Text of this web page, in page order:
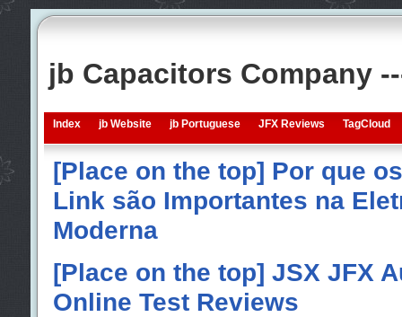
jb Capacitors Company
Index jb Website jb Portuguese JFX Reviews TagCloud
[Place on the top] Por que
Link são Importantes na
Moderna
[Place on the top] JSX JFX
Online Test Reviews